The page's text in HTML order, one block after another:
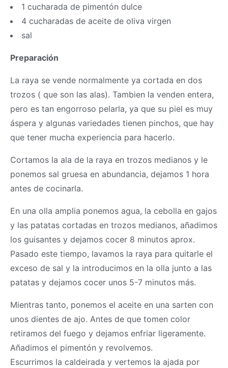
1 cucharada de pimentón dulce
4 cucharadas de aceite de oliva virgen
sal
Preparación
La raya se vende normalmente ya cortada en dos
trozos ( que son las alas). Tambien la venden entera,
pero es tan engorroso pelarla, ya que su piel es muy
áspera y algunas variedades tienen pinchos, que hay
que tener mucha experiencia para hacerlo.
Cortamos la ala de la raya en trozos medianos y le
ponemos sal gruesa en abundancia, dejamos 1 hora
antes de cocinarla.
En una olla amplia ponemos agua, la cebolla en gajos
y las patatas cortadas en trozos medianos, añadimos
los guisantes y dejamos cocer 8 minutos aprox.
Pasado este tiempo, lavamos la raya para quitarle el
exceso de sal y la introducimos en la olla junto a las
patatas y dejamos cocer unos 5-7 minutos más.
Mientras tanto, ponemos el aceite en una sarten con
unos dientes de ajo. Antes de que tomen color
retiramos del fuego y dejamos enfriar ligeramente.
Añadimos el pimentón y revolvemos.
Escurrimos la caldeirada y vertemos la ajada por